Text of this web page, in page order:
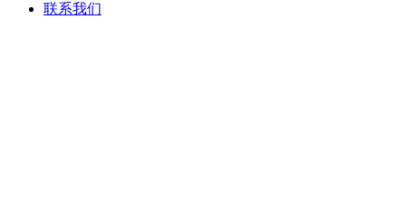
联系我们